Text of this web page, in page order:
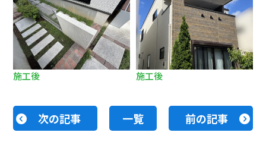
施工後 施工後
次の記事 一覧 前の記事